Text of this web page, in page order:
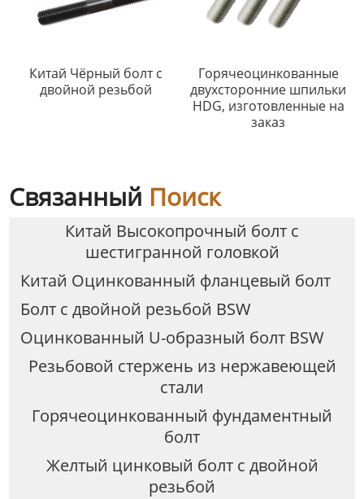
Китай Чёрный болт с
двойной резьбой
Горячеоцинкованные
двухсторонние шпильки
HDG, изготовленные на
заказ
Связанный Поиск
Китай Высокопрочный болт с
шестигранной головкой
Китай Оцинкованный фланцевый болт
Болт с двойной резьбой BSW
Оцинкованный U-образный болт BSW
Резьбовой стержень из нержавеющей
стали
Горячеоцинкованный фундаментный
болт
Желтый цинковый болт с двойной
резьбой